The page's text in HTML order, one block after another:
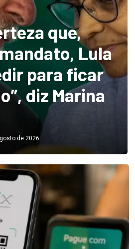
que,
Lula
para ficar
diz Marina
de 2026